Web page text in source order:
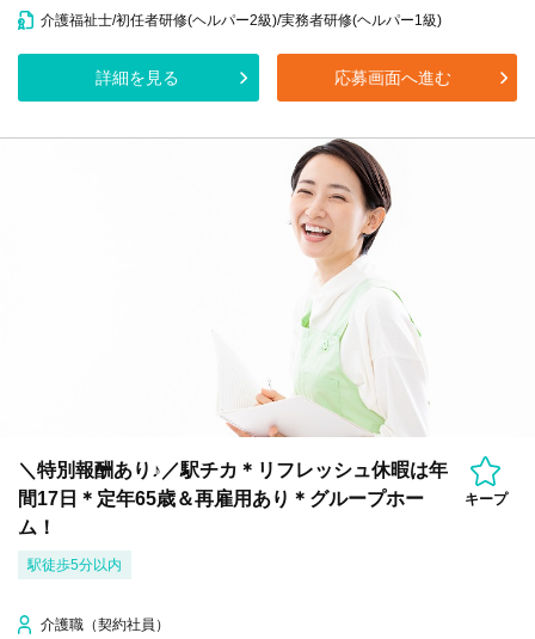
介護福祉士/初任者研修(ヘルパー2級)/実務者研修(ヘルパー1級)
詳細を見る 応募画面へ進む
＼特別報酬あり♪／駅チカ＊リフレッシュ休暇は年
間17日＊定年65歳＆再雇用あり＊グループホー
ム！
キープ
駅徒歩5分以内
介護職（契約社員）